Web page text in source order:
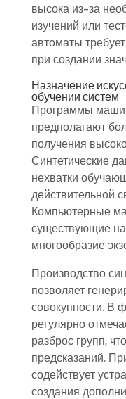
высока из-за
изучений или
автоматы
при создании
Назначение
обучении систем
Программы
предполагают
получения
Синтетические
нехватки
действительной
Компьютерные
существующие
многообразие
Производство
позволяет
совокупности. В
регулярно
разброс групп,
предсказаний.
содействует
создания